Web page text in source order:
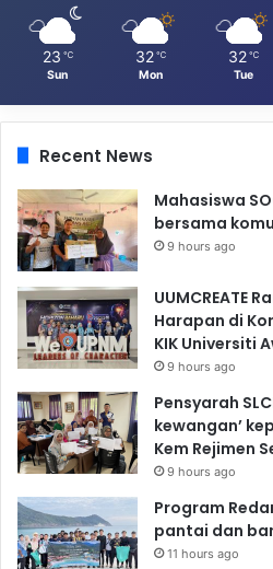
23 ℃
Sun
32 ℃
Mon
32 ℃
Tue
Recent News
Mahasiswa
bersama
9 hours ago
UUMCREATE
Harapan di
KIK Universiti
9 hours ago
Pensyarah
kewangan’
Kem Rejimen
9 hours ago
Program
pantai dan
11 hours ago